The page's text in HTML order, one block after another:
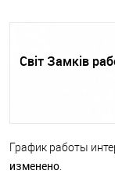
Світ Замків
График работы
изменено